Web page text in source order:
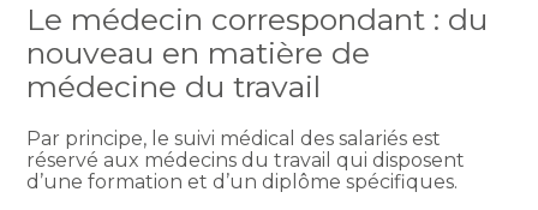
Le médecin correspondant : du
nouveau en matière de
médecine du travail
Par principe, le suivi médical des salariés est
réservé aux médecins du travail qui disposent
d’une formation et d’un diplôme spécifiques.